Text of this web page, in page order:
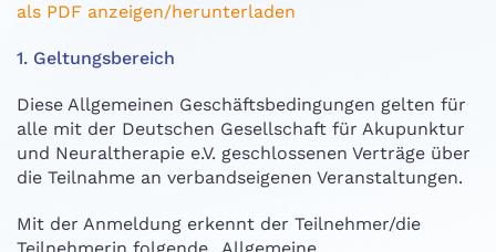
als PDF anzeigen/herunterladen
1. Geltungsbereich
Diese Allgemeinen Geschäftsbedingungen gelten für
alle mit der Deutschen Gesellschaft für Akupunktur
und Neuraltherapie e.V. geschlossenen Verträge über
die Teilnahme an verbandseigenen Veranstaltungen.
Mit der Anmeldung erkennt der Teilnehmer/die
Teilnehmerin folgende „Allgemeine